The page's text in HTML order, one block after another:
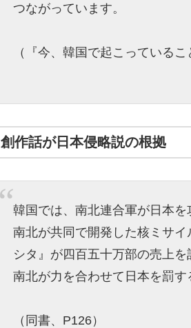
つながっています。
（『今、韓国で起こっているこ
創作話が日本侵略説の根拠
韓国では、南北連合軍が日本を
南北が共同で開発した核ミサ
シタ』が四百五十万部の売上
南北が力を合わせて日本を罰す
（同書、P126）